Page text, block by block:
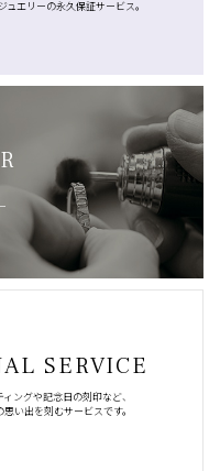
ュエリーの永久保証サービス。
SERVICE
ングや記念日の刻印など、
い出を刻むサービスです。